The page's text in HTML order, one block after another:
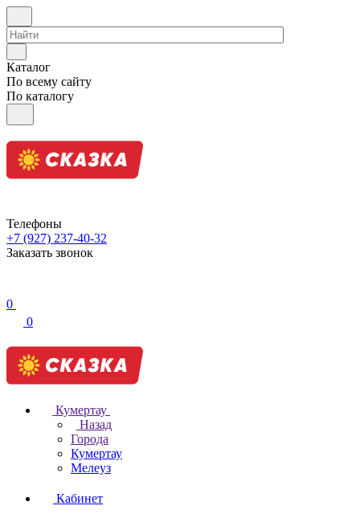
Каталог
По всему сайту
По каталогу
Телефоны
+7 (927) 237-40-32
Заказать звонок
0
0
Кумертау
Назад
Города
Кумертау
Мелеуз
Кабинет